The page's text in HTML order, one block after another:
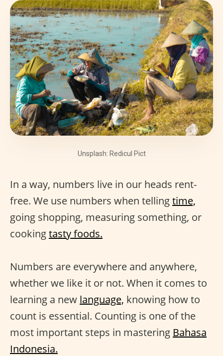
Unsplash: Redicul Pict
In a way, numbers live in our heads rent-
free. We use numbers when tellingtime,
going shopping, measuring something, or
cookingtasty foods.
Numbers are everywhere and anywhere,
whether we like it or not. When it comes to
learning a new language, knowing how to
count is essential. Counting is one of the
most important steps in mastering Bahasa
Indonesia.